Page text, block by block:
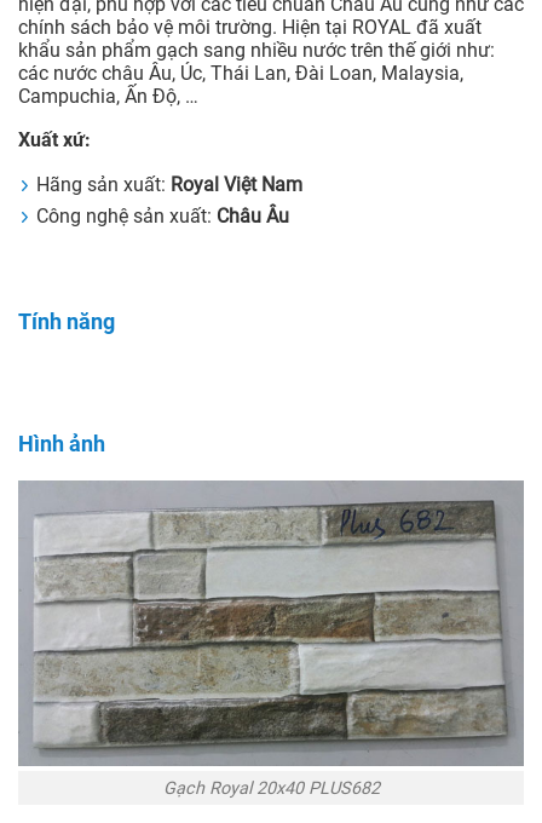
hiện đại, phù hợp với các tiêu chuẩn Châu Âu cũng như các
chính sách bảo vệ môi trường. Hiện tại ROYAL đã xuất
khẩu sản phẩm gạch sang nhiều nước trên thế giới như:
các nước châu Âu, Úc, Thái Lan, Đài Loan, Malaysia,
Campuchia, Ấn Độ, …
Xuất xứ:
Hãng sản xuất: Royal Việt Nam
Công nghệ sản xuất: Châu Âu
Tính năng
Hình ảnh
Gạch Royal 20x40 PLUS682